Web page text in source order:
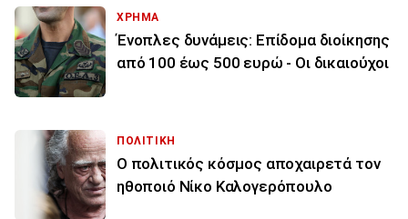
ΧΡΗΜΑ
Ένοπλες δυνάμεις: Επίδομα διοίκησης
από 100 έως 500 ευρώ - Οι δικαιούχοι
ΠΟΛΙΤΙΚΗ
Ο πολιτικός κόσμος αποχαιρετά τον
ηθοποιό Νίκο Καλογερόπουλο